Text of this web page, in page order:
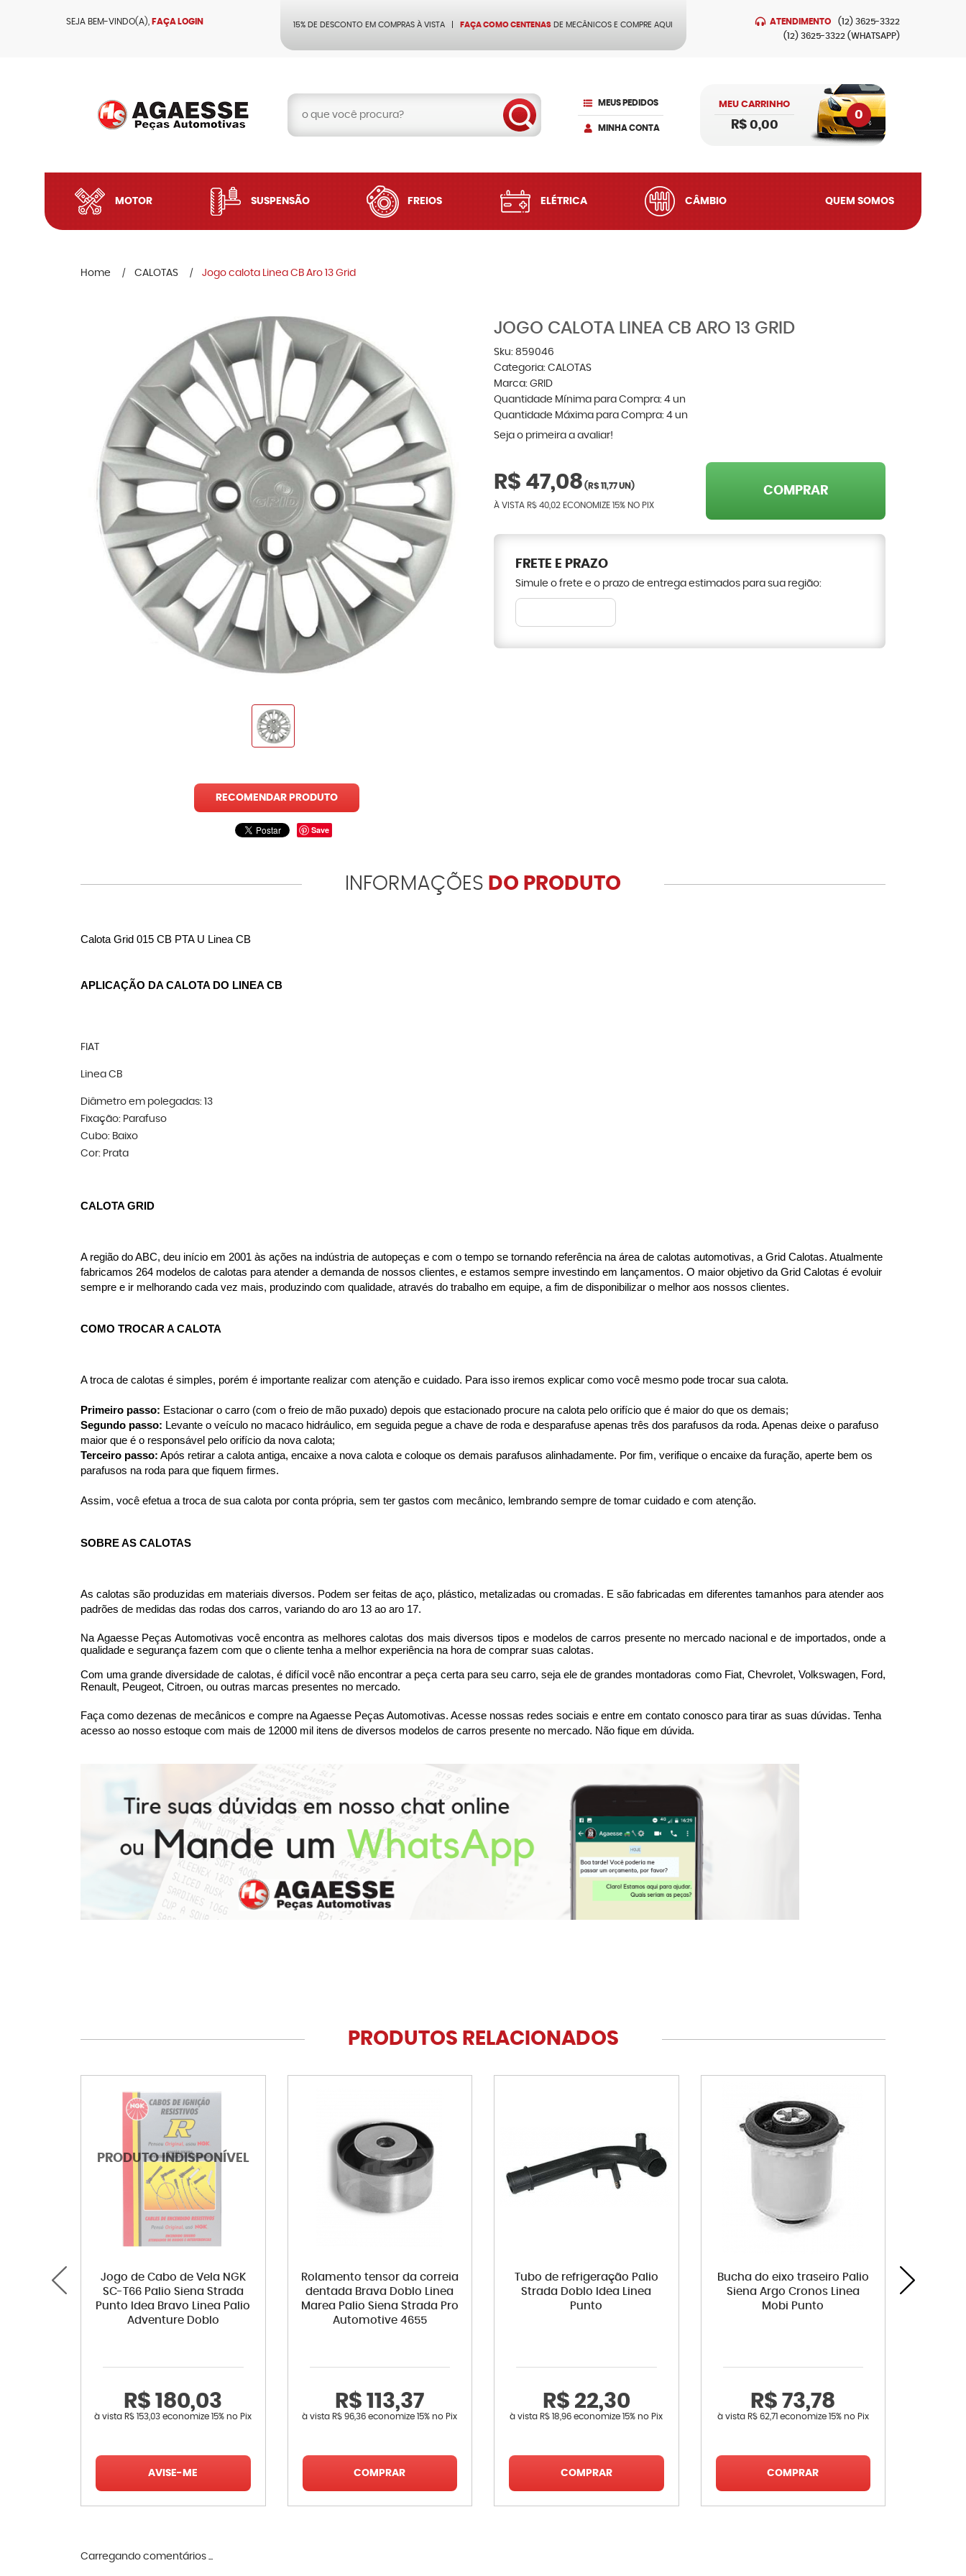
SEJA BEM-VINDO(A), FAÇA LOGIN 15% DE DESCONTO EM COMPRAS À VISTA FAÇA COMO CENTENAS DE MECÂNICOS E COMPRE AQUI ATENDIMENTO (12) 3625-3322
(12) 3625-3322 (WHATSAPP)
MEUS PEDIDOS
MINHA CONTA
MEU CARRINHO
0
R$ 0,00
MOTOR SUSPENSÃO FREIOS ELÉTRICA CÂMBIO QUEM SOMOS
Home CALOTAS Jogo calota Linea CB Aro 13 Grid
RECOMENDAR PRODUTO
Save
JOGO CALOTA LINEA CB ARO 13 GRID
Sku: 859046
Categoria: CALOTAS
Marca: GRID
Quantidade Mínima para Compra: 4 un
Quantidade Máxima para Compra: 4 un
Seja o primeira a avaliar!
R$ 47,08 ( R$ 11,77UN)
À VISTA R$ 40,02 ECONOMIZE 15% NO PIX
COMPRAR
FRETE E PRAZO
Simule o frete e o prazo de entrega estimados para sua região:
INFORMAÇÕES DO PRODUTO
Calota Grid 015 CB PTA U Linea CB
APLICAÇÃO DA CALOTA DO LINEA CB
FIAT
Linea CB
Diâmetro em polegadas: 13
Fixação: Parafuso
Cubo: Baixo
Cor: Prata
CALOTA GRID
A região do ABC, deu início em 2001 às ações na indústria de autopeças e com o tempo se tornando referência na área de calotas automotivas, a Grid Calotas. Atualmente
fabricamos 264 modelos de calotas para atender a demanda de nossos clientes, e estamos sempre investindo em lançamentos. O maior objetivo da Grid Calotas é evoluir
sempre e ir melhorando cada vez mais, produzindo com qualidade, através do trabalho em equipe, a fim de disponibilizar o melhor aos nossos clientes.
COMO TROCAR A CALOTA
A troca de calotas é simples, porém é importante realizar com atenção e cuidado. Para isso iremos explicar como você mesmo pode trocar sua calota.
Primeiro passo: Estacionar o carro (com o freio de mão puxado) depois que estacionado procure na calota pelo orifício que é maior do que os demais;
Segundo passo: Levante o veículo no macaco hidráulico, em seguida pegue a chave de roda e desparafuse apenas três dos parafusos da roda. Apenas deixe o parafuso
maior que é o responsável pelo orifício da nova calota;
Terceiro passo: Após retirar a calota antiga, encaixe a nova calota e coloque os demais parafusos alinhadamente. Por fim, verifique o encaixe da furação, aperte bem os
parafusos na roda para que fiquem firmes.
Assim, você efetua a troca de sua calota por conta própria, sem ter gastos com mecânico, lembrando sempre de tomar cuidado e com atenção.
SOBRE AS CALOTAS
As calotas são produzidas em materiais diversos. Podem ser feitas de aço, plástico, metalizadas ou cromadas. E são fabricadas em diferentes tamanhos para atender aos
padrões de medidas das rodas dos carros, variando do aro 13 ao aro 17.
Na Agaesse Peças Automotivas você encontra as melhores calotas dos mais diversos tipos e modelos de carros presente no mercado nacional e de importados, onde a
qualidade e segurança fazem com que o cliente tenha a melhor experiência na hora de comprar suas calotas.
Com uma grande diversidade de calotas, é difícil você não encontrar a peça certa para seu carro, seja ele de grandes montadoras como Fiat, Chevrolet, Volkswagen, Ford,
Renault, Peugeot, Citroen, ou outras marcas presentes no mercado.
Faça como dezenas de mecânicos e compre na Agaesse Peças Automotivas. Acesse nossas redes sociais e entre em contato conosco para tirar as suas dúvidas. Tenha
acesso ao nosso estoque com mais de 12000 mil itens de diversos modelos de carros presente no mercado. Não fique em dúvida.
PRODUTOS RELACIONADOS
Jogo de Cabo de Vela NGK
SC-T66 Palio Siena Strada
Punto Idea Bravo Linea Palio
Adventure Doblo
R$ 180,03
à vista R$ 153,03 economize15% no Pix
AVISE-ME
Rolamento tensor da correia
dentada Brava Doblo Linea
Marea Palio Siena Strada Pro
Automotive 4655
R$ 113,37
à vista R$ 96,36 economize15% no Pix
COMPRAR
Tubo de refrigeração Palio
Strada Doblo Idea Linea
Punto
R$ 22,30
à vista R$ 18,96 economize15% no Pix
COMPRAR
Bucha do eixo traseiro Palio
Siena Argo Cronos Linea
Mobi Punto
R$ 73,78
à vista R$ 62,71 economize 15% no Pix
COMPRAR
Carregando comentários ...